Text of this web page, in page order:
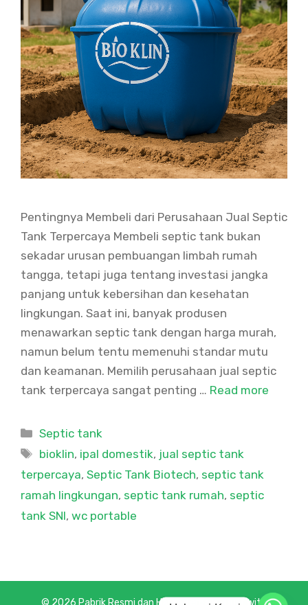
Pentingnya Membeli dari Perusahaan Jual Septic
Tank Terpercaya Membeli septic tank bukan
sekadar urusan pembuangan limbah rumah
tangga, tetapi juga tentang investasi jangka
panjang untuk kebersihan dan kesehatan
lingkungan. Saat ini, banyak produsen
menawarkan septic tank dengan harga murah,
namun belum tentu memenuhi standar mutu
dan keamanan. Memilih perusahaan jual septic
tank terpercaya sangat penting … Read more
Categories
Septic tank
Tags
bioklin, ipal domestik, jual septic tank
terpercaya, Septic Tank Biotech, septic tank
ramah lingkungan, septic tank rumah, septic
tank SNI, wc portable
© 2026 Pabrik Resmi dan Harga Terbaik • Built with